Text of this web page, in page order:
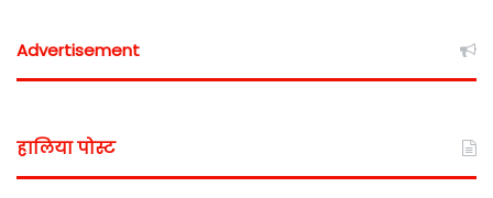
Advertisement
हालिया पोस्ट